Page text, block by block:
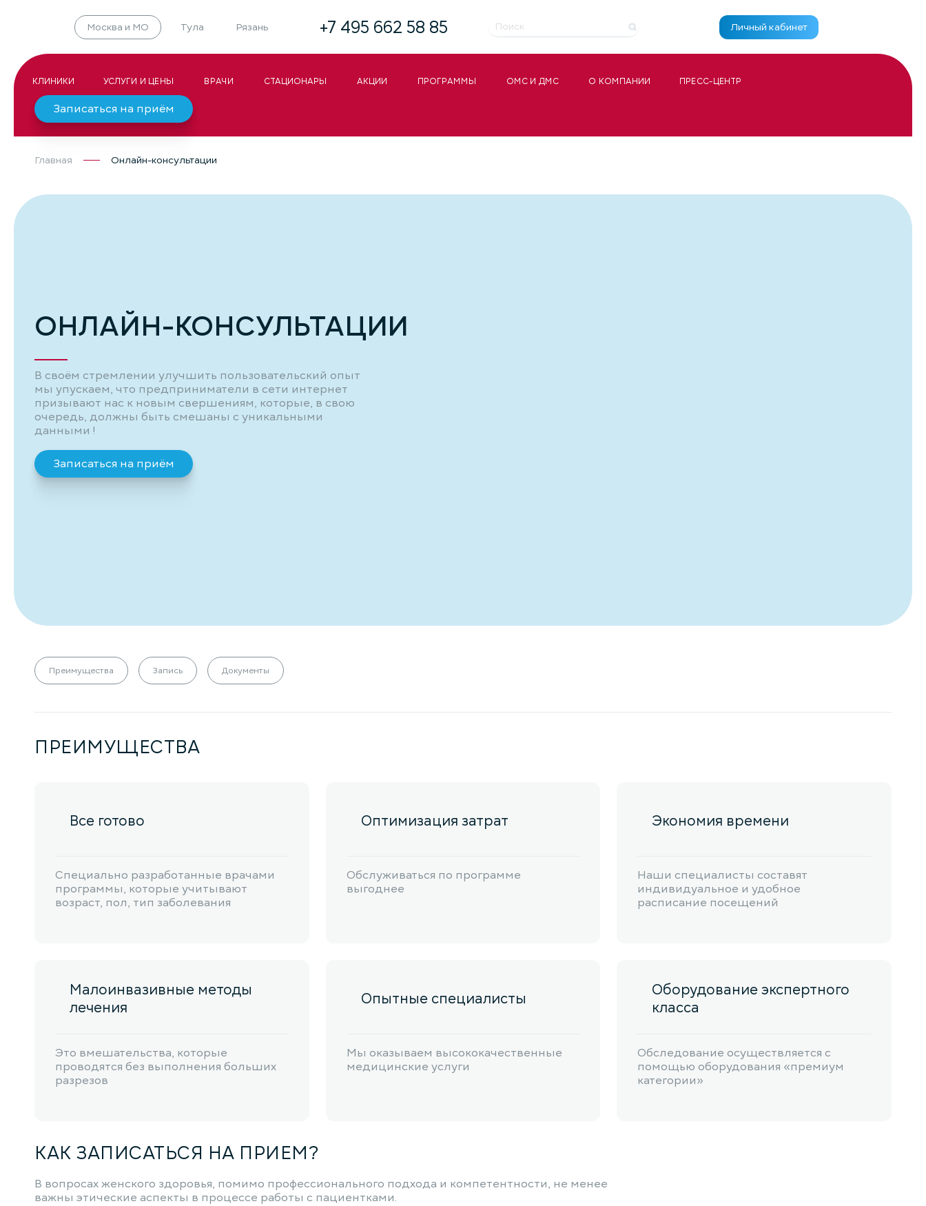
Москва и МО Тула Рязань +7 495 662 58 85 Личный кабинет
КЛИНИКИ УСЛУГИ И ЦЕНЫ ВРАЧИ СТАЦИОНАРЫ АКЦИИ ПРОГРАММЫ ОМС И ДМС О КОМПАНИИ ПРЕСС-ЦЕНТР
Записаться на приём
Главная Онлайн-консультации
ОНЛАЙН-КОНСУЛЬТАЦИИ
В своём стремлении улучшить пользовательский опыт
мы упускаем, что предприниматели в сети интернет
призывают нас к новым свершениям, которые, в свою
очередь, должны быть смешаны с уникальными
данными !
Записаться на приём
Преимущества Запись Документы
ПРЕИМУЩЕСТВА
Все готово
Специально разработанные врачами
программы, которые учитывают
возраст, пол, тип заболевания
Оптимизация затрат
Обслуживаться по программе
выгоднее
Экономия времени
Наши специалисты составят
индивидуальное и удобное
расписание посещений
Малоинвазивные методы
лечения
Это вмешательства, которые
проводятся без выполнения больших
разрезов
Опытные специалисты
Мы оказываем высококачественные
медицинские услуги
Оборудование экспертного
класса
Обследование осуществляется с
помощью оборудования «премиум
категории»
КАК ЗАПИСАТЬСЯ НА ПРИЕМ?
В вопросах женского здоровья, помимо профессионального подхода и компетентности, не менее
важны этические аспекты в процессе работы с пациентками.